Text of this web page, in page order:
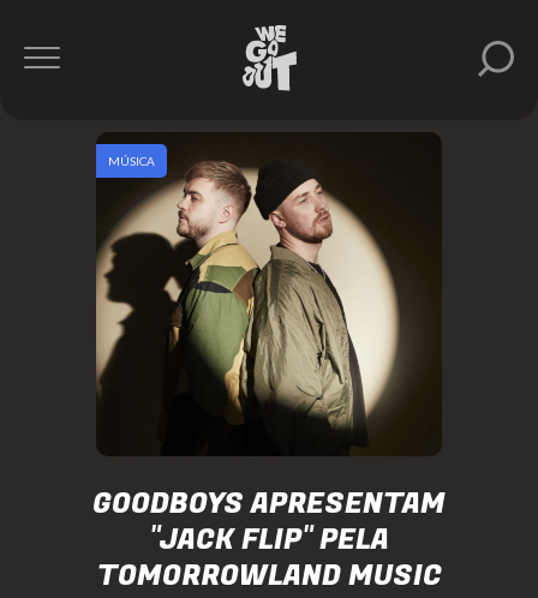
GOODBOYS APRESENTAM
"JACK FLIP" PELA
TOMORROWLAND MUSIC
MÚSICA